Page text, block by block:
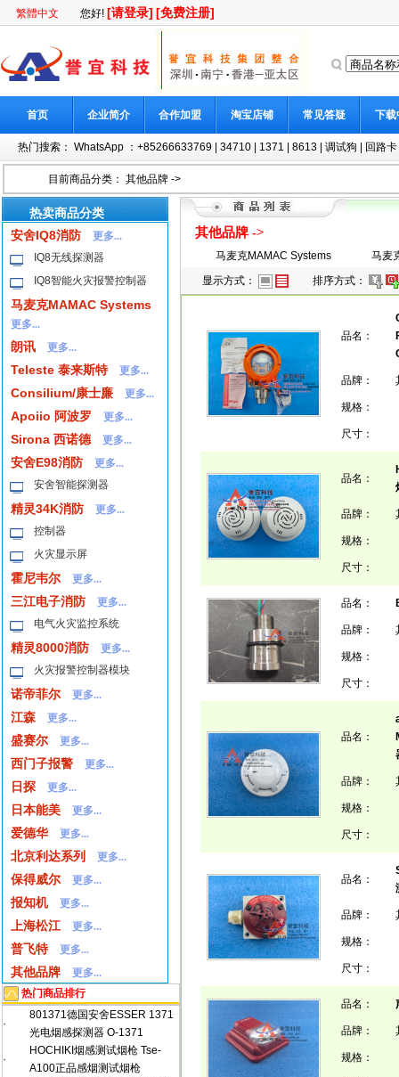
繁體中文 您好! [请登录] [免费注册]
首页 企业简介 合作加盟 淘宝店铺 常见答疑 下载
热门搜索： WhatsApp ：+85266633769 34710 1371 8613 调试狗 回路卡
目前商品分类： 其他品牌 ->
热卖商品分类
安舍IQ8消防
更多...
IQ8无线探测器
IQ8智能火灾报警控制器
马麦克MAMAC Systems
更多...
朗讯 更多...
Teleste 泰来斯特 更多...
Consilium/康士廉 更多...
Apoiio 阿波罗 更多...
Sirona 西诺德 更多...
安舍E98消防
更多...
安舍智能探测器
精灵34K消防
更多...
控制器
火灾显示屏
霍尼韦尔 更多...
三江电子消防
更多...
电气火灾监控系统
精灵8000消防
更多...
火灾报警控制器模块
诺帝菲尔 更多...
江森 更多...
盛赛尔 更多...
西门子报警 更多...
日探 更多...
日本能美 更多...
爱德华 更多...
北京利达系列 更多...
保得威尔 更多...
报知机 更多...
上海松江 更多...
普飞特 更多...
其他品牌
更多...
热门商品排行
·
801371德国安舍ESSER 1371
光电烟感探测器 O-1371
·
HOCHIKI烟感测试烟枪 Tse-
A100正品感烟测试烟枪
其他品牌 ->
马麦克MAMAC Systems
马麦
显示方式：
排序方式：
品名：
品牌：
规格：
尺寸：
品名：
品牌：
规格：
尺寸：
品名：
品牌：
规格：
尺寸：
品名：
品牌：
规格：
尺寸：
品名：
品牌：
规格：
尺寸：
品名：
品牌：
规格：